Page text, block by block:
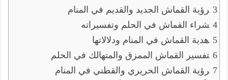
رؤية القماش الجديد والقديم في المنام
شراء القماش في الحلم وتفسيراته
هدية القماش في المنام ودلالاتها
تفسير القماش الممزق والمتهالك في الحلم
رؤية القماش الحريري والقطني في المنام